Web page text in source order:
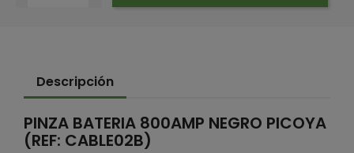
Descripción
PINZA BATERIA 800AMP NEGRO PICOYA
(REF: CABLE02B)